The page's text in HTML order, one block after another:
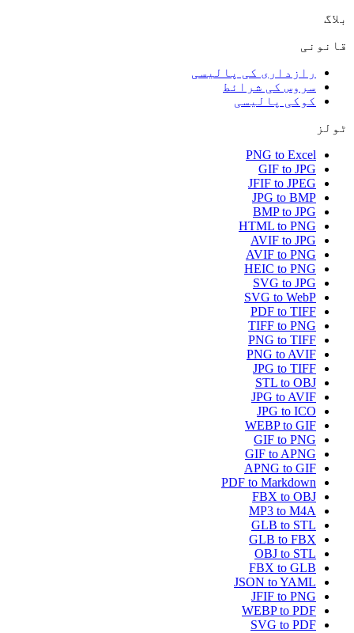
بلاگ
قانونی
رازداری کی پالیسی
سروس کی شرائط
کوکی پالیسی
ٹولز
PNG to Excel
GIF to JPG
JFIF to JPEG
JPG to BMP
BMP to JPG
HTML to PNG
AVIF to JPG
AVIF to PNG
HEIC to PNG
SVG to JPG
SVG to WebP
PDF to TIFF
TIFF to PNG
PNG to TIFF
PNG to AVIF
JPG to TIFF
STL to OBJ
JPG to AVIF
JPG to ICO
WEBP to GIF
GIF to PNG
GIF to APNG
APNG to GIF
PDF to Markdown
FBX to OBJ
MP3 to M4A
GLB to STL
GLB to FBX
OBJ to STL
FBX to GLB
JSON to YAML
JFIF to PNG
WEBP to PDF
SVG to PDF